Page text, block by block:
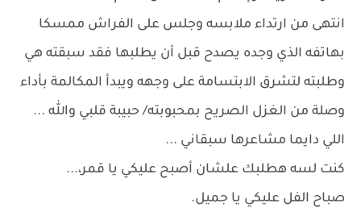
انتهى من ارتداء ملابسه وجلس على الفراش ممسكا
بهاتفه الذي وجده يصدح قبل أن يطلبها فقد سبقته هي
وطلبته لتشرق الابتسامة على وجهه ويبدأ المكالمة بأداء
وصلة من الغزل الصريح بمحبوبته/ حبيبة قلبي والله ...
اللي دايما مشاعرها سبقاني ...
كنت لسه هطلبك علشان أصبح عليكي يا قمر،...
صباح الفل عليكي يا جميل.